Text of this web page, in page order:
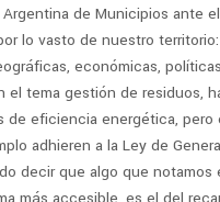
de Municipios ante
lo vasto de nuestro
económicas,
tema gestión de residuos,
eficiencia energética, pero
adhieren a la Ley de
decir que algo que notamos
más accesible, es el del